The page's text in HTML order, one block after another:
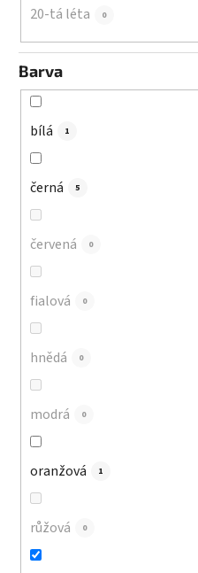
20-tá léta 0
Barva
bílá 1
černá 5
červená 0
fialová 0
hnědá 0
modrá 0
oranžová 1
růžová 0